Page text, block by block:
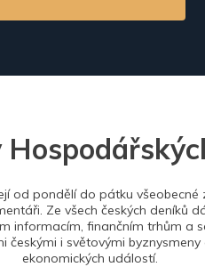
od pondělí do pátku všeobecné
Ze všech českých deníků
informacím, finančním trhům a
českými i světovými
ekonomických událostí.